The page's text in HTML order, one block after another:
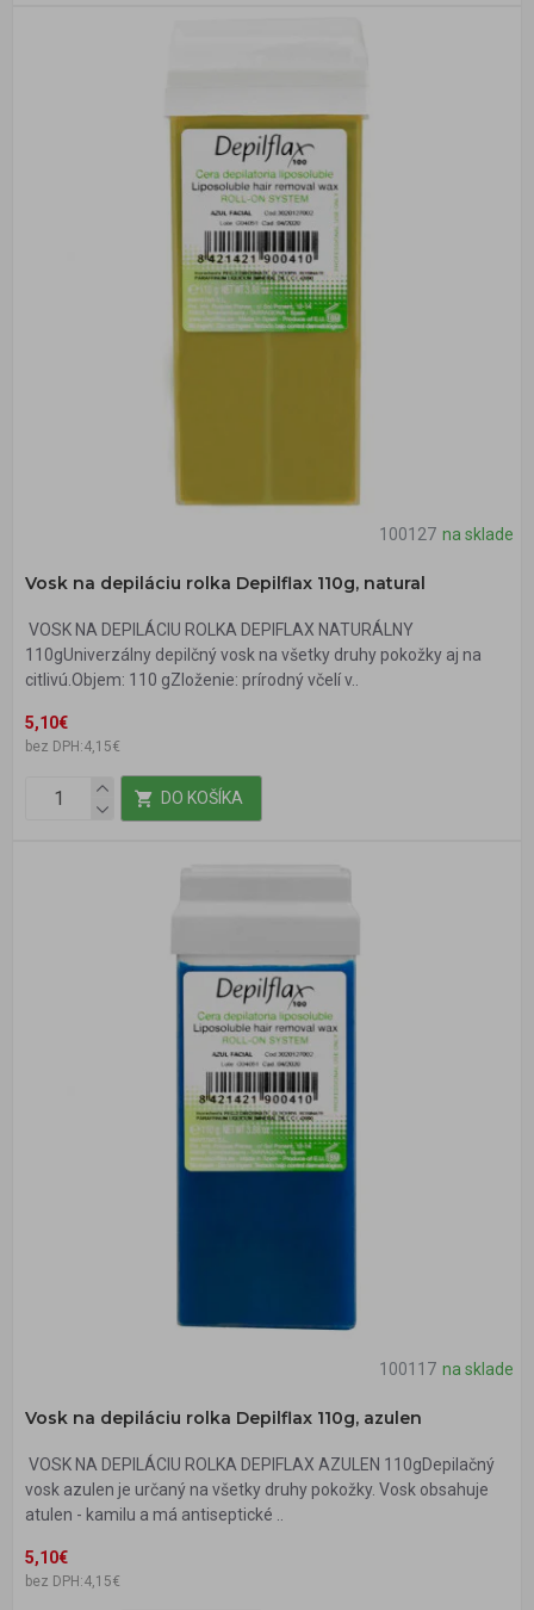
100127 na sklade
Vosk na depiláciu rolka Depilflax 110g, natural
VOSK NA DEPILÁCIU ROLKA DEPIFLAX NATURÁLNY
110gUniverzálny depilčný vosk na všetky druhy pokožky aj na
citlivú.Objem: 110 gZloženie: prírodný včelí v..
5,10€
bez DPH:4,15€
DO KOŠÍKA
100117 na sklade
Vosk na depiláciu rolka Depilflax 110g, azulen
VOSK NA DEPILÁCIU ROLKA DEPIFLAX AZULEN 110gDepilačný
vosk azulen je určaný na všetky druhy pokožky. Vosk obsahuje
atulen - kamilu a má antiseptické ..
5,10€
bez DPH:4,15€